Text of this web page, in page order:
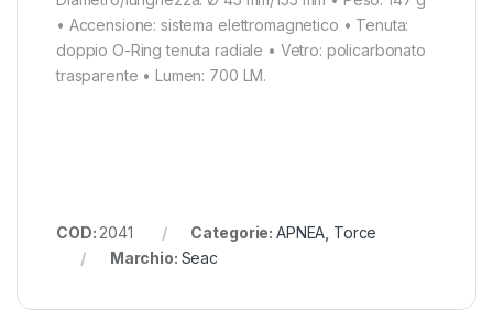
• Accensione: sistema elettromagnetico • Tenuta:
doppio O-Ring tenuta radiale • Vetro: policarbonato
trasparente • Lumen: 700 LM.
COD: 2041 Categorie: APNEA Torce
Marchio: Seac